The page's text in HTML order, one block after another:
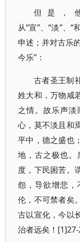
但是，
从“宣”、“淡”、
申述；并对古乐
今乐”：
古者圣王制
姓大和，万物咸
之情。故乐声
心，莫不淡且和
平中，德之盛也
地，古之极也
度，下民困苦。
怨，导欲增悲
伦，不可禁者矣
古以宣化，今以
治者远矣！